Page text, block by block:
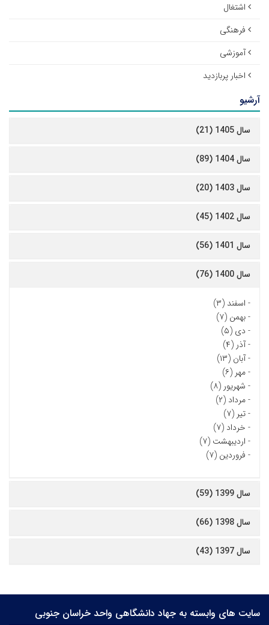
اشتغال
فرهنگی
آموزشی
اخبار پربازدید
آرشیو
سال 1405 (21)
سال 1404 (89)
سال 1403 (20)
سال 1402 (45)
سال 1401 (56)
سال 1400 (76)
- اسفند (۳)
-بهمن (۷)
- دی (۵)
-آذر (۴)
-آبان (۱۳)
-مهر (۶)
- شهریور (۸)
-مرداد (۲)
-تیر (۷)
- خرداد (۷)
- اردیبهشت (۷)
- فروردین (۷)
سال 1399 (59)
سال 1398 (66)
سال 1397 (43)
سایت های وابسته به جهاد دانشگاهی واحد خراسان جنوبی